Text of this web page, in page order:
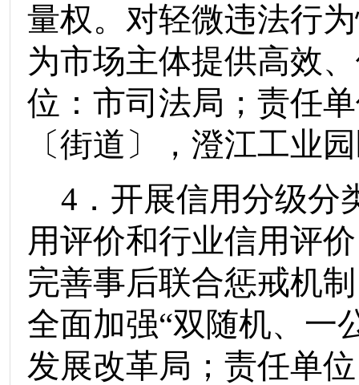
量权。对轻微违法行
为市场主体提供高效
位： 市司法局 ；责任
〔街道〕
， 澄江工业
4 ．开展信用分级分
用评价和行业信用评
完善事后联合惩戒机
全面加强“双随机、一
发展改革局 ；责任单